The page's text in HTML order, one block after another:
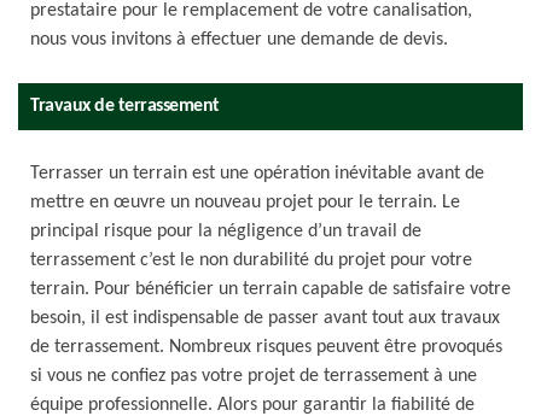
prestataire pour le remplacement de votre canalisation,
nous vous invitons à effectuer une demande de devis.
Travaux de terrassement
Terrasser un terrain est une opération inévitable avant de
mettre en œuvre un nouveau projet pour le terrain. Le
principal risque pour la négligence d’un travail de
terrassement c’est le non durabilité du projet pour votre
terrain. Pour bénéficier un terrain capable de satisfaire votre
besoin, il est indispensable de passer avant tout aux travaux
de terrassement. Nombreux risques peuvent être provoqués
si vous ne confiez pas votre projet de terrassement à une
équipe professionnelle. Alors pour garantir la fiabilité de